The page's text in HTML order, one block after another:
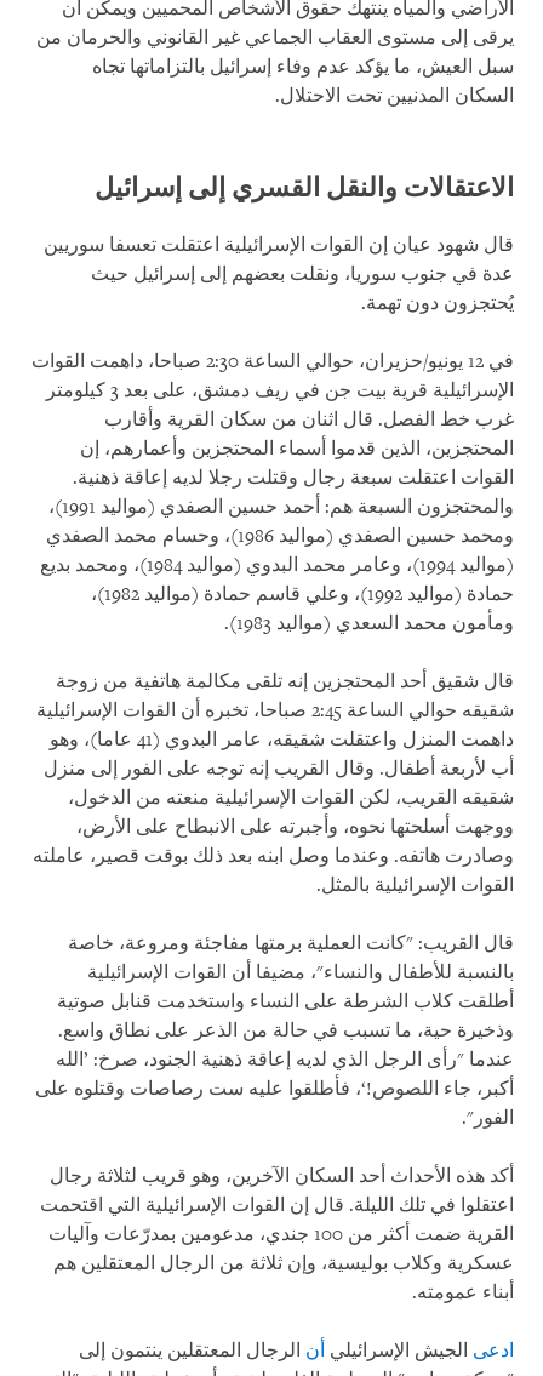
الأراضي والمياه ينتهك حقوق الأشخاص المحميين ويمكن أن
يرقى إلى مستوى العقاب الجماعي غير القانوني والحرمان من
سبل العيش، ما يؤكد عدم وفاء إسرائيل بالتزاماتها تجاه
السكان المدنيين تحت الاحتلال.
الاعتقالات والنقل القسري إلى إسرائيل
قال شهود عيان إن القوات الإسرائيلية اعتقلت تعسفا سوريين
عدة في جنوب سوريا، ونقلت بعضهم إلى إسرائيل حيث
يُحتجزون دون تهمة.
في 12 يونيو/حزيران، حوالي الساعة 2:30 صباحا، داهمت القوات
الإسرائيلية قرية بيت جن في ريف دمشق، على بعد 3 كيلومتر
غرب خط الفصل. قال اثنان من سكان القرية وأقارب
المحتجزين، الذين قدموا أسماء المحتجزين وأعمارهم، إن
القوات اعتقلت سبعة رجال وقتلت رجلا لديه إعاقة ذهنية.
والمحتجزون السبعة هم: أحمد حسين الصفدي (مواليد 1991)،
ومحمد حسين الصفدي (مواليد 1986)، وحسام محمد الصفدي
(مواليد 1994)، وعامر محمد البدوي (مواليد 1984)، ومحمد بديع
حمادة (مواليد 1992)، وعلي قاسم حمادة (مواليد 1982)،
ومأمون محمد السعدي (مواليد 1983).
قال شقيق أحد المحتجزين إنه تلقى مكالمة هاتفية من زوجة
شقيقه حوالي الساعة 2:45 صباحا، تخبره أن القوات الإسرائيلية
داهمت المنزل واعتقلت شقيقه، عامر البدوي (41 عاما)، وهو
أب لأربعة أطفال. وقال القريب إنه توجه على الفور إلى منزل
شقيقه القريب، لكن القوات الإسرائيلية منعته من الدخول،
ووجهت أسلحتها نحوه، وأجبرته على الانبطاح على الأرض،
وصادرت هاتفه. وعندما وصل ابنه بعد ذلك بوقت قصير، عاملته
القوات الإسرائيلية بالمثل.
قال القريب: "كانت العملية برمتها مفاجئة ومروعة، خاصة
بالنسبة للأطفال والنساء"، مضيفا أن القوات الإسرائيلية
أطلقت كلاب الشرطة على النساء واستخدمت قنابل صوتية
وذخيرة حية، ما تسبب في حالة من الذعر على نطاق واسع.
عندما "رأى الرجل الذي لديه إعاقة ذهنية الجنود، صرخ: ’الله
أكبر، جاء اللصوص!‘، فأطلقوا عليه ست رصاصات وقتلوه على
الفور".
أكد هذه الأحداث أحد السكان الآخرين، وهو قريب لثلاثة رجال
اعتقلوا في تلك الليلة. قال إن القوات الإسرائيلية التي اقتحمت
القرية ضمت أكثر من 100 جندي، مدعومين بمدرّعات وآليات
عسكرية وكلاب بوليسية، وإن ثلاثة من الرجال المعتقلين هم
أبناء عمومته.
ادعى الجيش الإسرائيلي أن الرجال المعتقلين ينتمون إلى